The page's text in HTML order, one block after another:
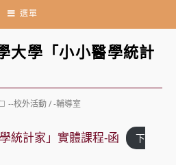
選單
大學「小小醫學統計
--校外活動/-輔導室
統計家」實體課程-函
下